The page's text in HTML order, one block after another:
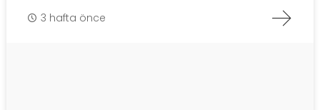
3 hafta önce